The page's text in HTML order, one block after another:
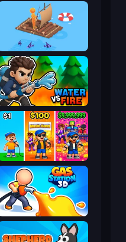
Fishland
Water vs Fire
Music Band
Gas Station 3D